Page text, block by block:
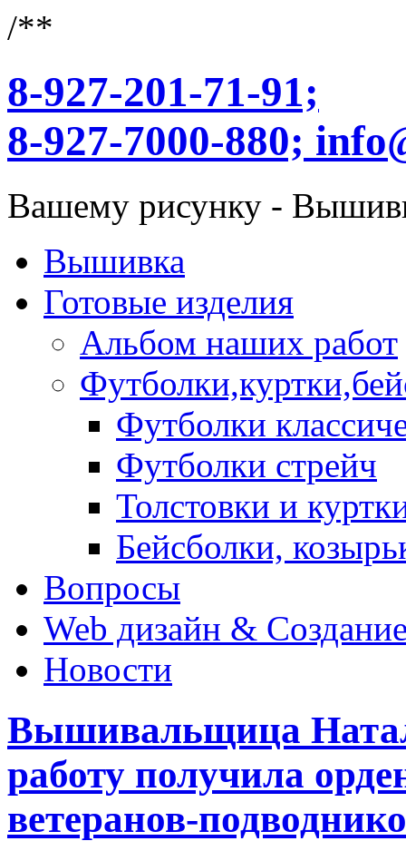
/**
8-927-201-71-91;
8-927-7000-880;
Вашему рисунку -
Вышивка
Готовые изделия
Альбом наших работ
Футболки
Футболки стрейч
Толстовки и
Бейсболки,
Вопросы
Web дизайн &
Новости
Вышивальщица
работу получила
ветеранов-